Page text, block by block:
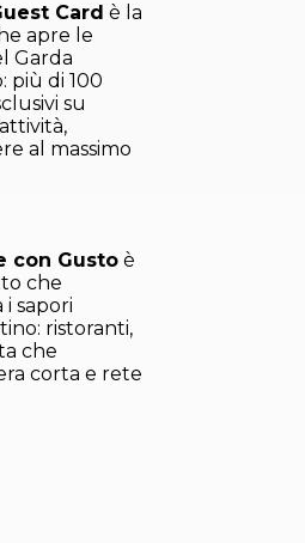
Card è la
apre le
Garda
più di 100
su
al massimo
con Gusto è
che
i sapori
ristoranti,
che
corta e rete